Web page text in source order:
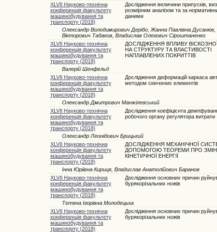
XLVII Науково-технічна
конференція факультету
машинобудування та
транспорту (2018)
Дослідження величини припусків,
розмірним аналізом та за
даними
Олександр Володимирович Дерібо, Жанна Павлівна Дусанюк,
Вікторович Табаков, Владислав Олегович Сіроштаненко
XLVII Науково-технічна
конференція факультету
машинобудування та
транспорту (2018)
ДОСЛІДЖЕННЯ ВПЛИВУ
НА СТРУКТУРУ ТА ВЛАСТИВОСТІ
НАПЛАВЛЕНИХ ПОКРИТТІВ
Валерій Шенфельд
XLVII Науково-технічна
конференція факультету
машинобудування та
транспорту (2018)
Дослідження деформацій каркаса
методом скінчених елементів
Олександр Дмитрович Манжілевський
XLVII Науково-технічна
конференція факультету
машинобудування та
транспорту (2018)
Дослідження коефіцієнта
робочого органу регулятора витрати
Олександр Леонідович Брицький
XLVII Науково-технічна
конференція факультету
машинобудування та
транспорту (2018)
ДОСЛІДЖЕННЯ МЕХАНІЧНОЇ
ДОПОМОГОЮ ТЕОРЕМИ ПРО
КІНЕТИЧНОЇ ЕНЕРГІЇ
Інна Юріївна Кириця, Владислав Анатолійович Баранов
XLVII Науково-технічна
конференція факультету
машинобудування та
транспорту (2018)
Дослідження основних причин
бурякорізальних ножів
Тетяна Ігорівна Молодецька
XLVII Науково-технічна
конференція факультету
машинобудування та
транспорту (2018)
Дослідження основних причин
бурякорізальних ножів